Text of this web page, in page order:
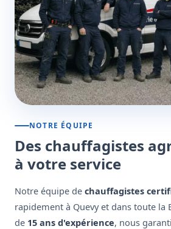
NOTRE ÉQUIPE
Des chauffagistes
à votre service
Notre équipe de chauffagistes
rapidement à Quevy et dans toute la
de 15 ans d'expérience, nous